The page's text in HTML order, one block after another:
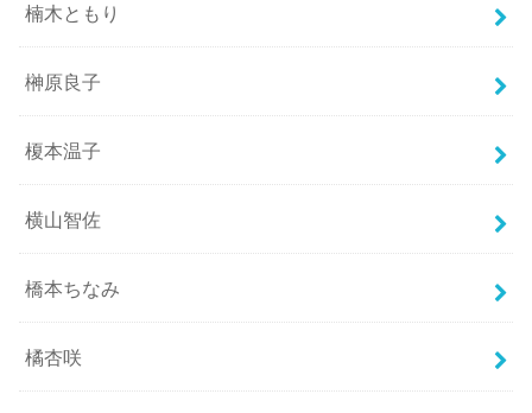
楠木ともり
榊原良子
榎本温子
横山智佐
橋本ちなみ
橘杏咲